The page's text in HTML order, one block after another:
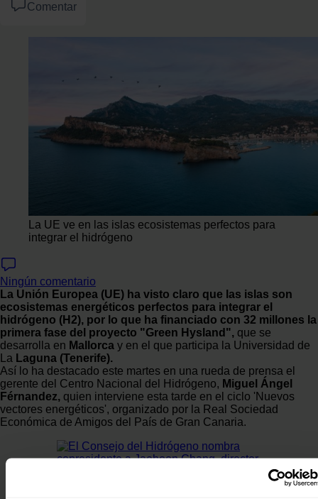
Comentar
La UE ve en las islas ecosistemas perfectos para
integrar el hidrógeno
Ningún comentario
La Unión Europea (UE) ha visto claro que las islas son
ecosistemas energéticos perfectos para integrar el
hidrógeno (H2), por lo que ha financiado con 32 millones la
primera fase del proyecto "Green Hysland", que se
desarrolla en Mallorca y en el que participa la Universidad de
La Laguna (Tenerife).
Así lo ha destacado este martes en una rueda de prensa el
gerente del Centro Nacional del Hidrógeno, Miguel Ángel
Férnandez, quien interviene esta tarde en el ciclo 'Nuevos
vectores energéticos', organizado por la Real Sociedad
Económica de Amigos del País de Gran Canaria.